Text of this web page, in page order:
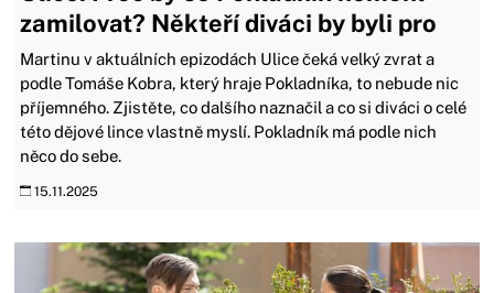
zamilovat? Někteří diváci by byli pro
Martinu v aktuálních epizodách Ulice čeká velký zvrat a
podle Tomáše Kobra, který hraje Pokladníka, to nebude nic
příjemného. Zjistěte, co dalšího naznačil a co si diváci o celé
této dějové lince vlastně myslí. Pokladník má podle nich
něco do sebe.
15.11.2025